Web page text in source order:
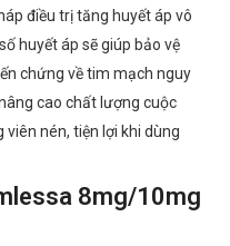
điều trị tăng huyết áp vô
huyết áp sẽ giúp bảo vệ
chứng về tim mạch nguy
cao chất lượng cuộc
nén, tiện lợi khi dùng
8mg/10mg